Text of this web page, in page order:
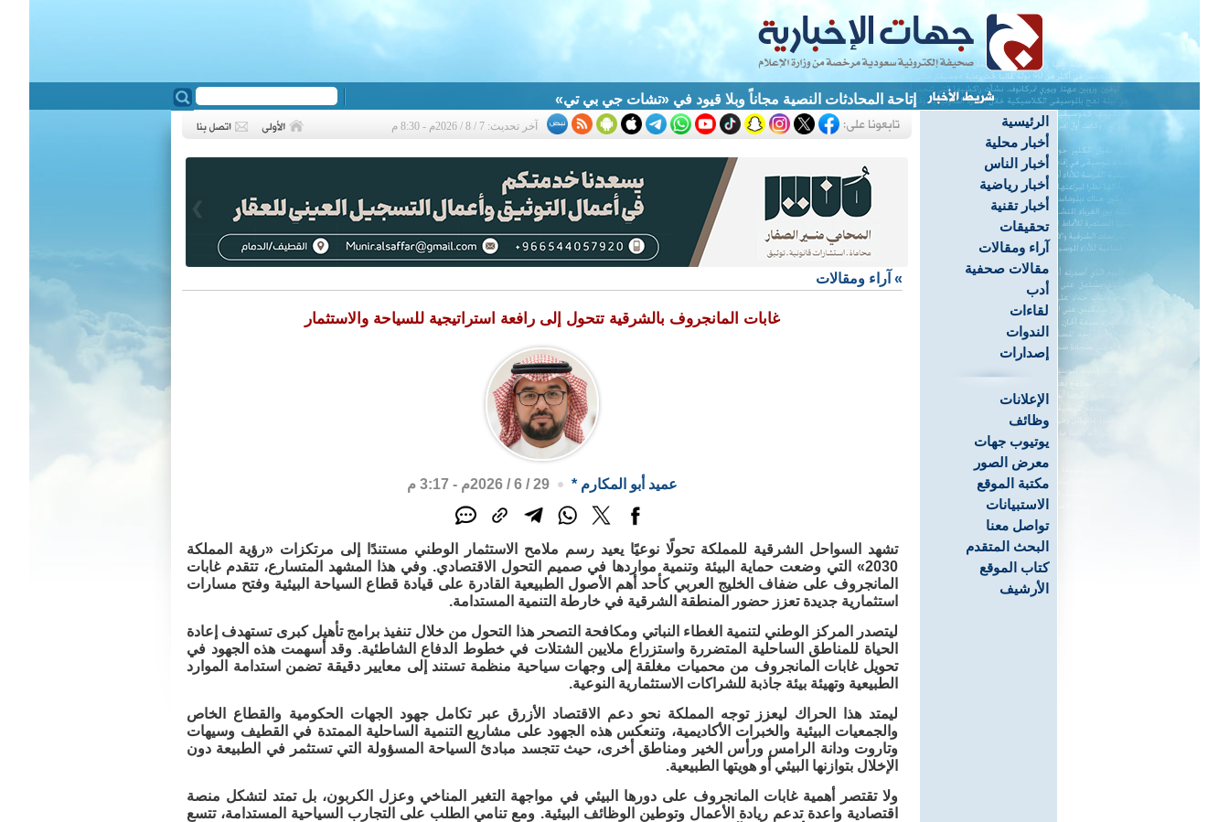
إتاحة المحادثات النصية مجاناً وبلا قيود في «تشات جي بي تي»
الرئيسية
أخبار محلية
أخبار الناس
أخبار رياضية
أخبار تقنية
تحقيقات
آراء ومقالات
مقالات صحفية
أدب
لقاءات
الندوات
إصدارات
الإعلانات
وظائف
يوتيوب جهات
معرض الصور
مكتبة الموقع
الاستبيانات
تواصل معنا
البحث المتقدم
كتاب الموقع
الأرشيف
آخر تحديث: 7 / 8 / 2026م - 8:30 م
» آراء ومقالات
غابات المانجروف بالشرقية تتحول إلى رافعة استراتيجية للسياحة والاستثمار
عميد أبو المكارم * 29 / 6 / 2026م - 3:17 م
تشهد السواحل الشرقية للمملكة تحولًا نوعيًا يعيد رسم ملامح الاستثمار الوطني مستندًا إلى مرتكزات «رؤية المملكة
2030» التي وضعت حماية البيئة وتنمية مواردها في صميم التحول الاقتصادي. وفي هذا المشهد المتسارع، تتقدم غابات
المانجروف على ضفاف الخليج العربي كأحد أهم الأصول الطبيعية القادرة على قيادة قطاع السياحة البيئية وفتح مسارات
استثمارية جديدة تعزز حضور المنطقة الشرقية في خارطة التنمية المستدامة.
ليتصدر المركز الوطني لتنمية الغطاء النباتي ومكافحة التصحر هذا التحول من خلال تنفيذ برامج تأهيل كبرى تستهدف إعادة
الحياة للمناطق الساحلية المتضررة واستزراع ملايين الشتلات في خطوط الدفاع الشاطئية. وقد أسهمت هذه الجهود في
تحويل غابات المانجروف من محميات مغلقة إلى وجهات سياحية منظمة تستند إلى معايير دقيقة تضمن استدامة الموارد
الطبيعية وتهيئة بيئة جاذبة للشراكات الاستثمارية النوعية.
ليمتد هذا الحراك ليعزز توجه المملكة نحو دعم الاقتصاد الأزرق عبر تكامل جهود الجهات الحكومية والقطاع الخاص
والجمعيات البيئية والخبرات الأكاديمية، وتنعكس هذه الجهود على مشاريع التنمية الساحلية الممتدة في القطيف وسيهات
وتاروت ودانة الرامس ورأس الخير ومناطق أخرى، حيث تتجسد مبادئ السياحة المسؤولة التي تستثمر في الطبيعة دون
الإخلال بتوازنها البيئي أو هويتها الطبيعية.
ولا تقتصر أهمية غابات المانجروف على دورها البيئي في مواجهة التغير المناخي وعزل الكربون، بل تمتد لتشكل منصة
اقتصادية واعدة تدعم ريادة الأعمال وتوطين الوظائف البيئية. ومع تنامي الطلب على التجارب السياحية المستدامة، تتسع